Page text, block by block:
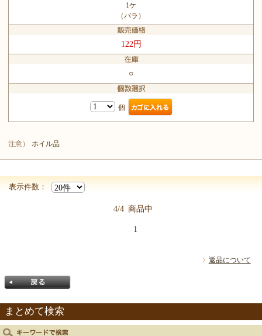
1ケ
（バラ）
122円
○
個
注意） ホイル品
表示件数：
4/4 商品中
1
返品について
まとめて検索